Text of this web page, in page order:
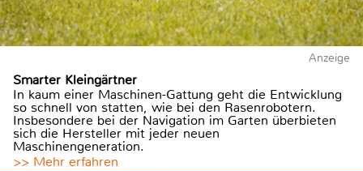
Anzeige
Smarter Kleingärtner
In kaum einer Maschinen-Gattung geht die Entwicklung
so schnell von statten, wie bei den Rasenrobotern.
Insbesondere bei der Navigation im Garten überbieten
sich die Hersteller mit jeder neuen
Maschinengeneration.
>> Mehr erfahren